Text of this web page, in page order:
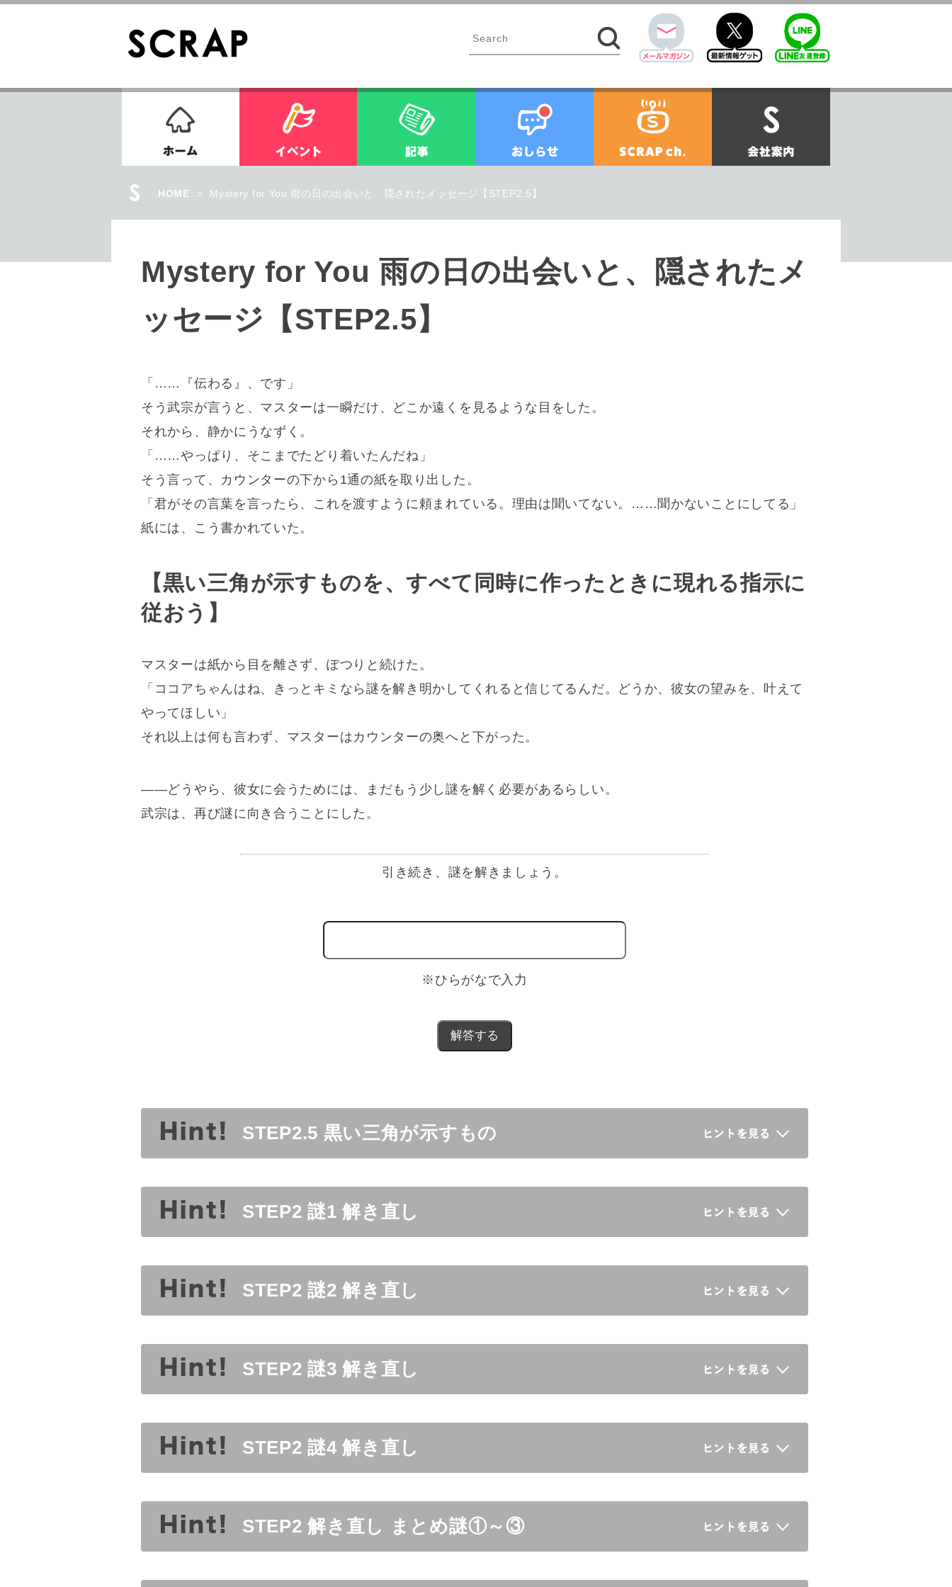
twitter
ホーム イベント 記事 お知らせ 会社案内
HOME > Mystery for You 雨の日の出会いと、隠されたメッセージ【STEP2.5】
Mystery for You 雨の日の出会いと、隠されたメ
ッセージ【STEP2.5】
「……『伝わる』、です」
そう武宗が言うと、マスターは一瞬だけ、どこか遠くを見るような目をした。
それから、静かにうなずく。
「……やっぱり、そこまでたどり着いたんだね」
そう言って、カウンターの下から1通の紙を取り出した。
「君がその言葉を言ったら、これを渡すように頼まれている。理由は聞いてない。……聞かないことにしてる」
紙には、こう書かれていた。
【黒い三角が示すものを、すべて同時に作ったときに現れる指示に
従おう】
マスターは紙から目を離さず、ぽつりと続けた。
「ココアちゃんはね、きっとキミなら謎を解き明かしてくれると信じてるんだ。どうか、彼女の望みを、叶えて
やってほしい」
それ以上は何も言わず、マスターはカウンターの奥へと下がった。
――どうやら、彼女に会うためには、まだもう少し謎を解く必要があるらしい。
武宗は、再び謎に向き合うことにした。
引き続き、謎を解きましょう。
※ひらがなで入力
STEP2.5 黒い三角が示すもの
STEP2 謎1 解き直し
STEP2 謎2 解き直し
STEP2 謎3 解き直し
STEP2 謎4 解き直し
STEP2 解き直し まとめ謎①～③